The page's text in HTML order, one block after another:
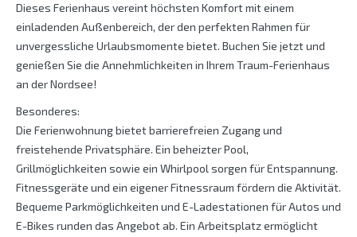
Dieses Ferienhaus vereint höchsten Komfort mit einem
einladenden Außenbereich, der den perfekten Rahmen für
unvergessliche Urlaubsmomente bietet. Buchen Sie jetzt und
genießen Sie die Annehmlichkeiten in Ihrem Traum-Ferienhaus
an der Nordsee!
Besonderes:
Die Ferienwohnung bietet barrierefreien Zugang und
freistehende Privatsphäre. Ein beheizter Pool,
Grillmöglichkeiten sowie ein Whirlpool sorgen für Entspannung.
Fitnessgeräte und ein eigener Fitnessraum fördern die Aktivität.
Bequeme Parkmöglichkeiten und E-Ladestationen für Autos und
E-Bikes runden das Angebot ab. Ein Arbeitsplatz ermöglicht